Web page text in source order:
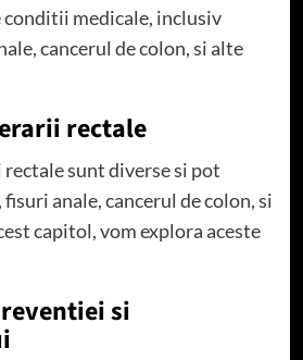
conditii medicale, inclusiv
cancerul de colon, si alte
rectale
sunt diverse si pot
anale, cancerul de colon, si
capitol, vom explora aceste
si